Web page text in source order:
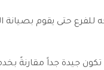
للفرع حتى يقوم بصيانة
جيدة جداً مقارنةً